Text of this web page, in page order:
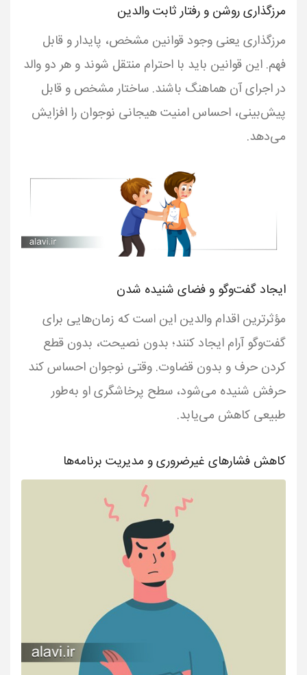
مرزگذاری روشن و رفتار ثابت والدین
مرزگذاری یعنی وجود قوانین مشخص، پایدار و قابل
فهم. این قوانین باید با احترام منتقل شوند و هر دو والد
در اجرای آن هماهنگ باشند. ساختار مشخص و قابل
پیش‌بینی، احساس امنیت هیجانی نوجوان را افزایش
می‌دهد.
ایجاد گفت‌وگو و فضای شنیده شدن
مؤثرترین اقدام والدین این است که زمان‌هایی برای
گفت‌وگو آرام ایجاد کنند؛ بدون نصیحت، بدون قطع
کردن حرف و بدون قضاوت. وقتی نوجوان احساس کند
حرفش شنیده می‌شود، سطح پرخاشگری او به‌طور
طبیعی کاهش می‌یابد.
کاهش فشارهای غیرضروری و مدیریت برنامه‌ها